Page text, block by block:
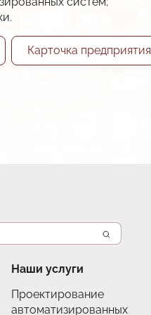
Карточка предприятия
Наши услуги
Проектирование
автоматизированных